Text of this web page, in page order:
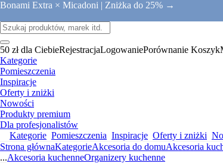
Bonami Extra × Micadoni | Zniżka do 25% →
50 zł dla CiebieRejestracjaLogowaniePorównanie Koszyk
Kategorie
Pomieszczenia
Inspiracje
Oferty i zniżki
Nowości
Produkty premium
Dla profesjonalistów
Kategorie Pomieszczenia Inspiracje Oferty i zniżki
Strona głównaKategorieAkcesoria do domuAkcesoria
...Akcesoria kuchenneOrganizery kuchenne